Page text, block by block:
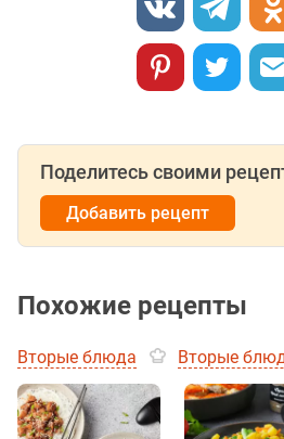
Поделитесь своими
Добавить рецепт
Похожие рецепты
Вторые блюда Вторые